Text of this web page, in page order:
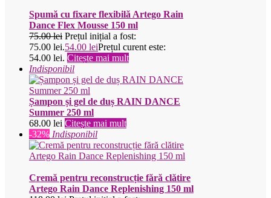
Spumă cu fixare flexibilă Artego Rain
Dance Flex Mousse 150 ml
75.00lei Prețul inițial a fost:
75.00 lei.54.00 leiPrețul curent este:
54.00 lei. Citește mai mult
Indisponibil
Șampon și gel de duș RAIN DANCE
Summer 250 ml
68.00 lei Citește mai mult
-32% Indisponibil
Cremă pentru reconstrucție fără clătire
Artego Rain Dance Replenishing 150 ml